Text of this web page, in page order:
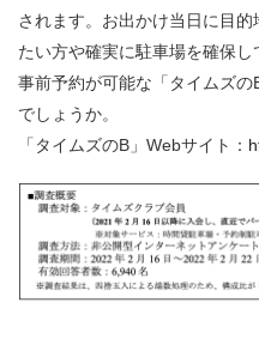
されます。お出かけ当日に目
たい方や確実に駐車場を確保
事前予約が可能な「タイムズ
でしょうか。
「タイムズのB」Webサイト：